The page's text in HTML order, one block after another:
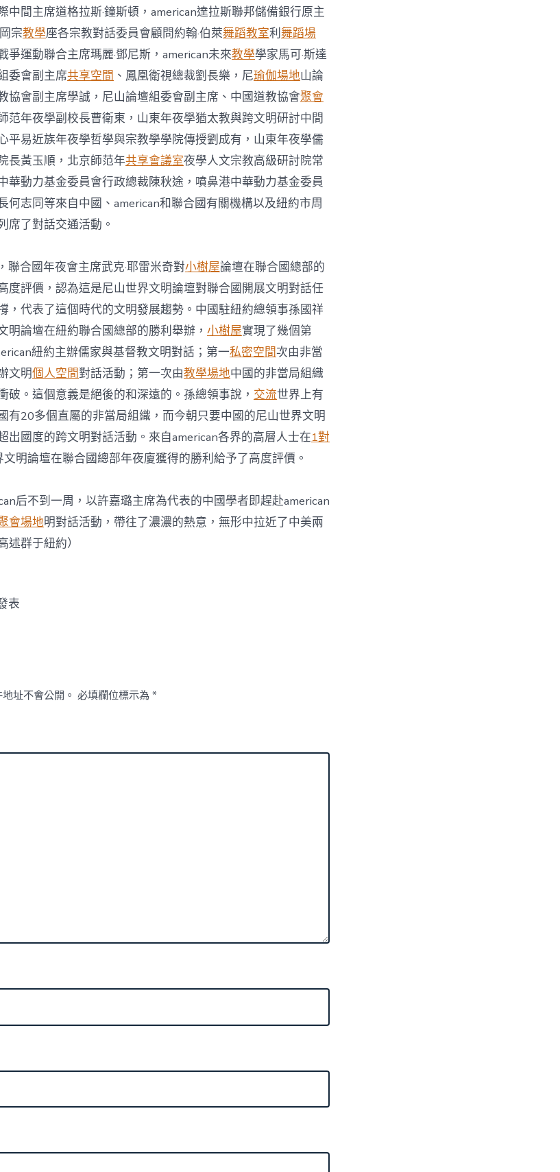
中間主席道格拉斯·鐘斯頓，american達拉斯聯邦儲備銀行原主
宗教學座各宗教對話委員會顧問約翰·伯萊舞蹈教室利舞蹈場
爭運動聯合主席瑪麗·鄧尼斯，american未來教學學家馬可·斯達
委會副主席共享空間 、鳳凰衛視總裁劉長樂，尼瑜伽場地山論
協會副主席學誠，尼山論壇組委會副主席、中國道教協會聚會
范年夜學副校長曹衛東，山東年夜學猶太教與跨文明研討中間
平易近族年夜學哲學與宗教學學院傳授劉成有，山東年夜學儒
長黃玉順，北京師范年共享會議室夜學人文宗教高級研討院常
華動力基金委員會行政總裁陳秋途，噴鼻港中華動力基金委員
何志同等來自中國、american和聯合國有關機構以及紐約市周
席了對話交通活動。
合國年夜會主席武克·耶雷米奇對小樹屋論壇在聯合國總部的
度評價，認為這是尼山世界文明論壇對聯合國開展文明對話任
，代表了這個時代的文明發展趨勢。中國駐紐約總領事孫國祥
明論壇在紐約聯合國總部的勝利舉辦， 小樹屋實現了幾個第
紐約主辦儒家與基督教文明對話；第一私密空間次由非當
文明個人空間對話活動；第一次由教學場地中國的非當局組織
破。這個意義是絕後的和深遠的。孫總領事說， 交流世界上有
有20多個直屬的非當局組織，而今朝只要中國的尼山世界文明
出國度的跨文明對話活動。來自american各界的高層人士在1對
明論壇在聯合國總部年夜廈獲得的勝利給予了高度評價。
后不到一周，以許嘉璐主席為代表的中國學者即趕赴american
會場地明對話活動，帶往了濃濃的熱意，無形中拉近了中美兩
群于紐約）
表
址不會公開。 必填欄位標示為 *